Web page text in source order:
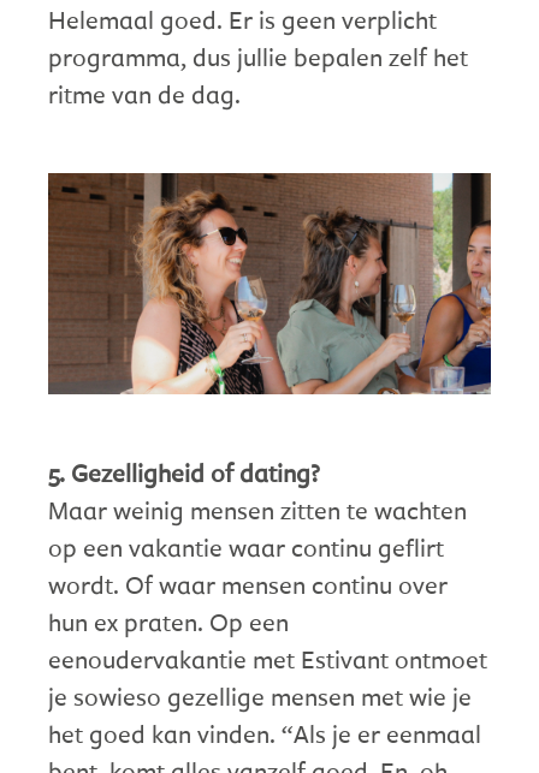
Helemaal goed. Er is geen verplicht
programma, dus jullie bepalen zelf het
ritme van de dag.
5. Gezelligheid of dating?
Maar weinig mensen zitten te wachten
op een vakantie waar continu geflirt
wordt. Of waar mensen continu over
hun ex praten. Op een
eenoudervakantie met Estivant ontmoet
je sowieso gezellige mensen met wie je
het goed kan vinden. “Als je er eenmaal